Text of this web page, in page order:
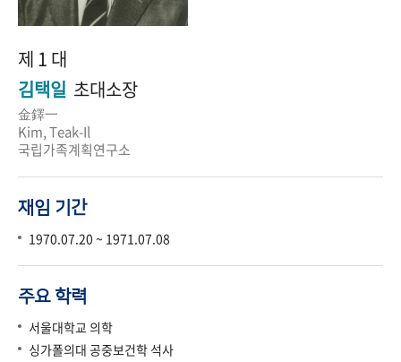
제 1 대
김택일 초대소장
金鐸一
Kim, Teak-Il
국립가족계획연구소
재임 기간
1970.07.20 ~ 1971.07.08
주요 학력
서울대학교 의학
싱가폴의대 공중보건학 석사